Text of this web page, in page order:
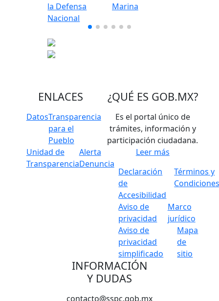
ENLACES
DatosTransparencia
para el
Pueblo
Unidad de
Transparencia
Alerta
Denuncia
¿QUÉ ES GOB.MX?
Es el portal único de
trámites, información y
participación ciudadana.
Leer más
Declaración
de
Accesibilidad
Términos y
Aviso de
privacidad
Marco
jurídico
Aviso de
privacidad
simplificado
Mapa
de
sitio
INFORMACIÓN
Y DUDAS
contacto@sspc.gob.mx